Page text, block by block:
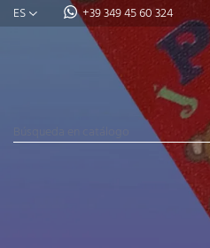
ES +39 349 45 60 324